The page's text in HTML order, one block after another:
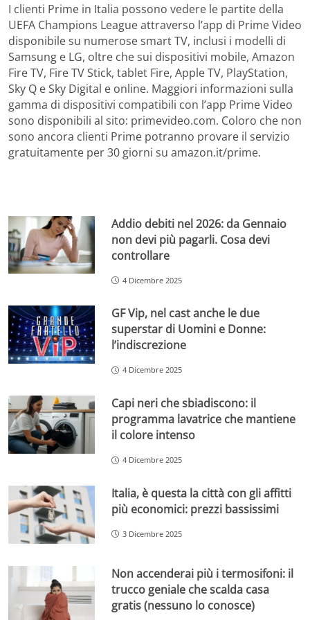
I clienti Prime in Italia possono vedere le partite della
UEFA Champions League attraverso l’app di Prime Video
disponibile su numerose smart TV, inclusi i modelli di
Samsung e LG, oltre che sui dispositivi mobile, Amazon
Fire TV, Fire TV Stick, tablet Fire, Apple TV, PlayStation,
Sky Q e Sky Digital e online. Maggiori informazioni sulla
gamma di dispositivi compatibili con l’app Prime Video
sono disponibili al sito: primevideo.com. Coloro che non
sono ancora clienti Prime potranno provare il servizio
gratuitamente per 30 giorni su amazon.it/prime.
Addio debiti nel 2026: da Gennaio
non devi più pagarli. Cosa devi
controllare
4 Dicembre 2025
GF Vip, nel cast anche le due
superstar di Uomini e Donne:
l’indiscrezione
4 Dicembre 2025
Capi neri che sbiadiscono: il
programma lavatrice che mantiene
il colore intenso
4 Dicembre 2025
Italia, è questa la città con gli affitti
più economici: prezzi bassissimi
3 Dicembre 2025
Non accenderai più i termosifoni: il
trucco geniale che scalda casa
gratis (nessuno lo conosce)